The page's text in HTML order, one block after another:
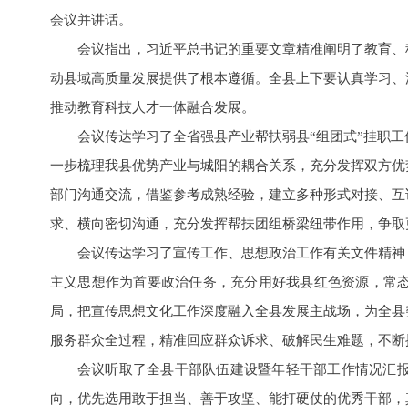
会议并讲话。
会议指出，习近平总书记的重要文章精准阐明了教育
动县域高质量发展提供了根本遵循。全县上下要认真学习
推动教育科技人才一体融合发展。
会议传达学习了全省强县产业帮扶弱县“组团式”挂职
一步梳理我县优势产业与城阳的耦合关系，充分发挥双方
部门沟通交流，借鉴参考成熟经验，建立多种形式对接、
求、横向密切沟通，充分发挥帮扶团组桥梁纽带作用，争
会议传达学习了宣传工作、思想政治工作有关文件精
主义思想作为首要政治任务，充分用好我县红色资源，常
局，把宣传思想文化工作深度融入全县发展主战场，为全
服务群众全过程，精准回应群众诉求、破解民生难题，不
会议听取了全县干部队伍建设暨年轻干部工作情况汇
向，优先选用敢于担当、善于攻坚、能打硬仗的优秀干部